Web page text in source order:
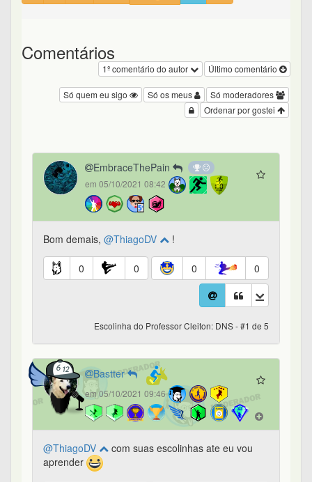
Comentários
Último comentário
1º comentário do autor
Só moderadores
Só os meus
Só quem eu sigo
Ordenar por gostei
EmbraceThePain
em 05/10/2021 08:42
Bom demais, @ThiagoDV !
0 0 0 0
Escolinha do Professor Cleiton: DNS - #1 de 5
Bastter
em 05/10/2021 09:46
@ThiagoDV
com suas escolinhas ate eu vou
aprender